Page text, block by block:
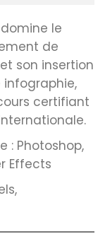
domine le
de
son insertion
infographie,
certifiant
: Photoshop,
Effects